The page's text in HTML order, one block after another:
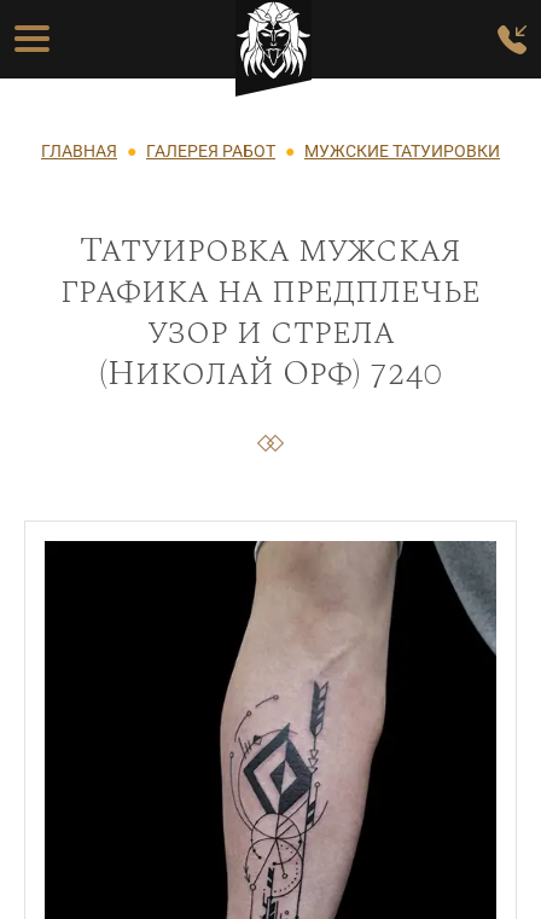
Перейти к основному содержанию
Основная навигация
Строка навигации
ГЛАВНАЯ ГАЛЕРЕЯ РАБОТ МУЖСКИЕ ТАТУИРОВКИ
Татуировка мужская
графика на предплечье
узор и стрела
(Николай Орф) 7240